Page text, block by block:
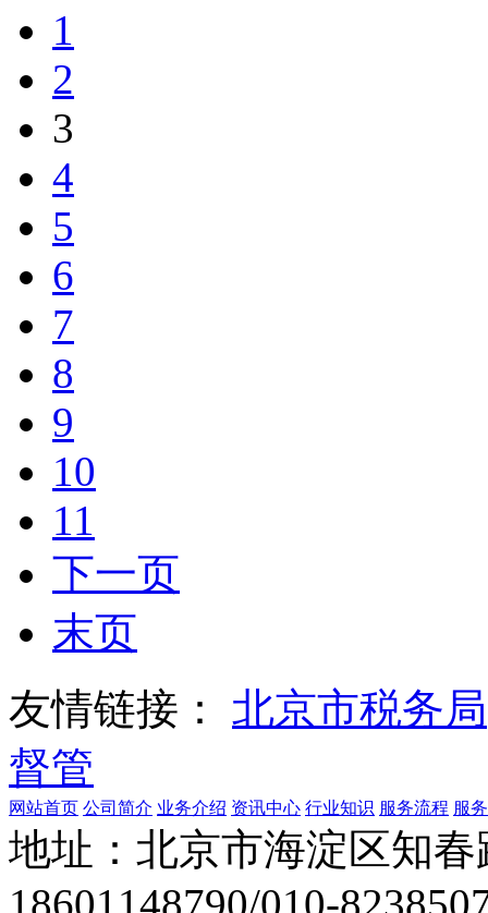
1
2
3
4
5
6
7
8
9
10
11
下一页
末页
友情链接：
北京市税务局
督管
网站首页 公司简介 业务介绍 资讯中心 行业知识 服务流程 服
地址：北京市海淀区知
18601148790/010-